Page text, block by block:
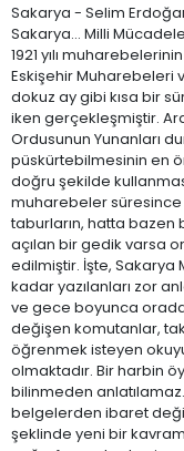
Sakarya - Selim
Sakarya… Milli
1921 yılı
Eskişehir Muharebeleri
dokuz ay gibi kısa bir
iken gerçekleşmiştir.
Ordusunun Yunanları
püskürtebilmesinin en
doğru şekilde
muharebeler
taburların, hatta
açılan bir gedik varsa
edilmiştir. İşte, Sakarya
kadar yazılanları zor
ve gece boyunca
değişen komutanlar,
öğrenmek isteyen
olmaktadır. Bir harbin
bilinmeden
belgelerden ibaret
şeklinde yeni bir